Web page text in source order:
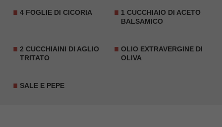
4 FOGLIE DI CICORIA 1 CUCCHIAIO DI ACETO
BALSAMICO
2 CUCCHIAINI DI AGLIO
TRITATO
OLIO EXTRAVERGINE DI
OLIVA
SALE E PEPE